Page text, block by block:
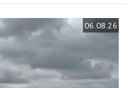
06.08.26